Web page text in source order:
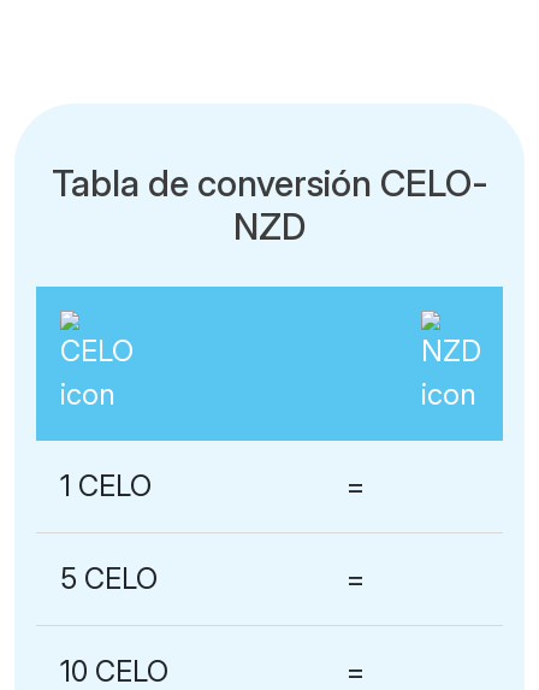
Tabla de conversión CELO-
NZD
1 CELO =
5 CELO =
10 CELO =